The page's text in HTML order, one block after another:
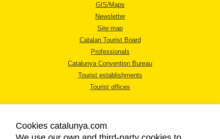
GIS/Maps
Newsletter
Site map
Catalan Tourist Board
Professionals
Catalunya Convention Bureau
Tourist establishments
Tourist offices
Cookies catalunya.com